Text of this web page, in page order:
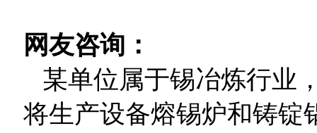
网友咨询：
某单位属于锡冶炼行业
将生产设备熔锡炉和铸锭